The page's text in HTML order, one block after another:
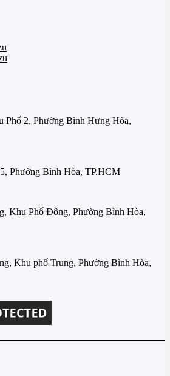
Phố 2, Phường Bình Hưng Hòa,
Phường Bình Hòa, TP.HCM
Khu Phố Đông, Phường Bình Hòa,
Khu phố Trung, Phường Bình Hòa,